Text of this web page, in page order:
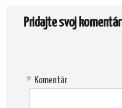
Pridajte svoj komentár
Komentár
*